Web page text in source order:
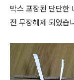
박스 포장된 단단한
전 무장해제 되었습